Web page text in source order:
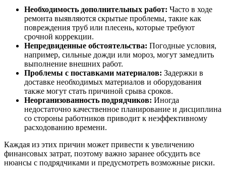
Необходимость дополнительных работ: Часто в ходе
ремонта выявляются скрытые проблемы, такие как
повреждения труб или плесень, которые требуют
срочной коррекции.
Непредвиденные обстоятельства: Погодные условия,
например, сильные дожди или мороз, могут замедлить
выполнение внешних работ.
Проблемы с поставками материалов: Задержки в
доставке необходимых материалов и оборудования
также могут стать причиной срыва сроков.
Неорганизованность подрядчиков: Иногда
недостаточно качественное планирование и дисциплина
со стороны работников приводит к неэффективному
расходованию времени.
Каждая из этих причин может привести к увеличению
финансовых затрат, поэтому важно заранее обсудить все
нюансы с подрядчиками и предусмотреть возможные риски.